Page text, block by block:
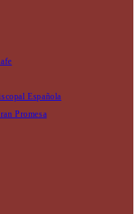
Española
Promesa